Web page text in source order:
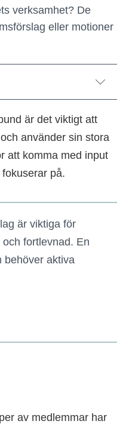
verksamhet? De
eller motioner
är det viktigt att
använder sin stora
att komma med input
på.
är viktiga för
fortlevnad. En
behöver aktiva
av medlemmar har